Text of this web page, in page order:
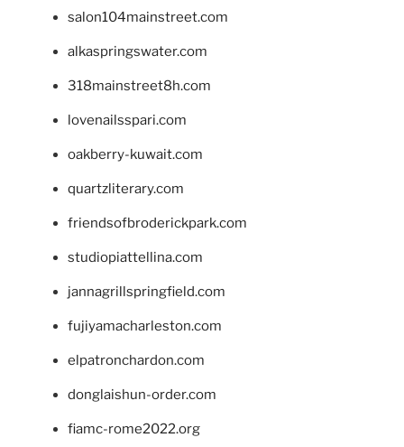
salon104mainstreet.com
alkaspringswater.com
318mainstreet8h.com
lovenailsspari.com
oakberry-kuwait.com
quartzliterary.com
friendsofbroderickpark.com
studiopiattellina.com
jannagrillspringfield.com
fujiyamacharleston.com
elpatronchardon.com
donglaishun-order.com
fiamc-rome2022.org